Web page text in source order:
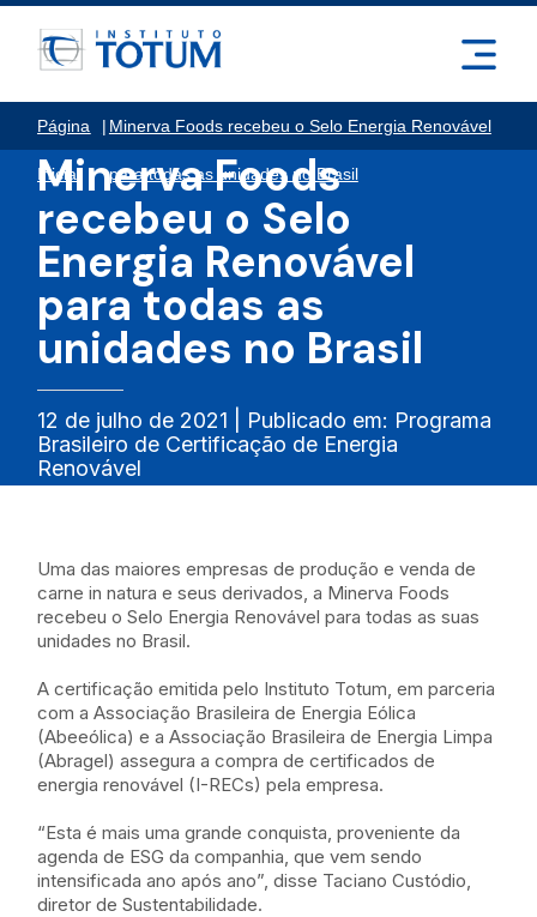
Página
Inicial
| Minerva Foods recebeu o Selo Energia Renovável
para todas as unidades no Brasil
Minerva Foods
recebeu o Selo
Energia Renovável
para todas as
unidades no Brasil
12 de julho de 2021 | Publicado em: Programa
Brasileiro de Certificação de Energia
Renovável
Uma das maiores empresas de produção e venda de
carne in natura e seus derivados, a Minerva Foods
recebeu o Selo Energia Renovável para todas as suas
unidades no Brasil.
A certificação emitida pelo Instituto Totum, em parceria
com a Associação Brasileira de Energia Eólica
(Abeeólica) e a Associação Brasileira de Energia Limpa
(Abragel) assegura a compra de certificados de
energia renovável (I-RECs) pela empresa.
“Esta é mais uma grande conquista, proveniente da
agenda de ESG da companhia, que vem sendo
intensificada ano após ano”, disse Taciano Custódio,
diretor de Sustentabilidade.